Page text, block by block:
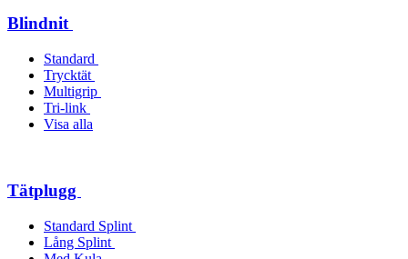
Blindnit
Standard
Trycktät
Multigrip
Tri-link
Visa alla
Tätplugg
Standard Splint
Lång Splint